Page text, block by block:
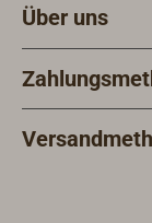
Über uns